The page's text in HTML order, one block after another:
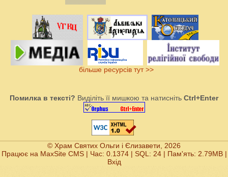
більше ресурсів тут >>
Помилка в тексті? Виділіть її мишкою та натисніть Ctrl+Enter
© Храм Святих Ольги і Єлизавети, 2026
Працює на MaxSite CMS| Час: 0.1374 | SQL: 24 | Пам'ять: 2.79MB|
Вхід